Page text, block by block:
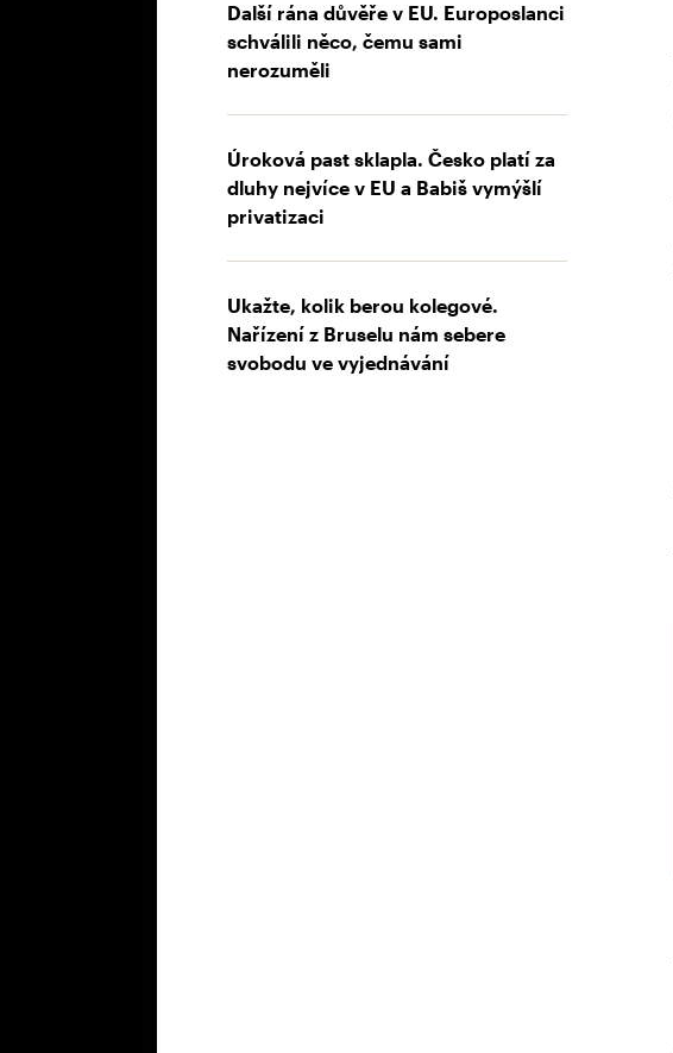
Další rána důvěře v EU. Europoslanci
schválili něco, čemu sami
nerozuměli
Úroková past sklapla. Česko platí za
dluhy nejvíce v EU a Babiš vymýšlí
privatizaci
Ukažte, kolik berou kolegové.
Nařízení z Bruselu nám sebere
svobodu ve vyjednávání